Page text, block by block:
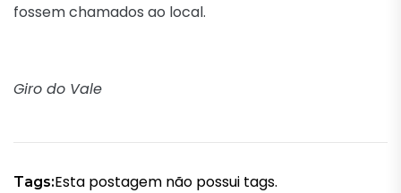
fossem chamados ao local.
Giro do Vale
Tags:Esta postagem não possui tags.